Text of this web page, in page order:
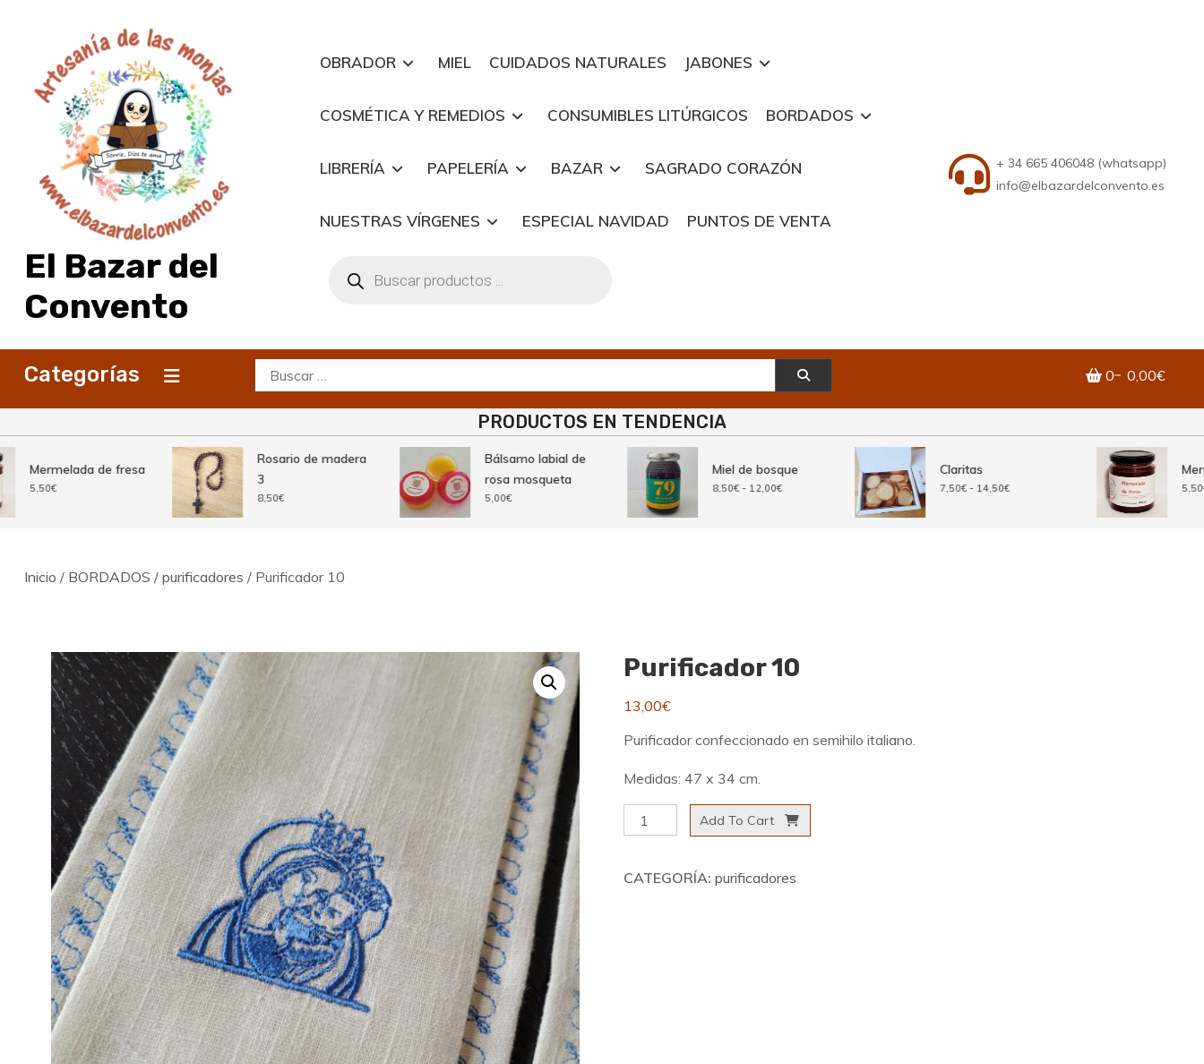
contenido
El Bazar del
Convento
OBRADOR MIEL CUIDADOS NATURALES JABONES
COSMÉTICA Y REMEDIOS CONSUMIBLES LITÚRGICOS BORDADOS
LIBRERÍA PAPELERÍA BAZAR SAGRADO CORAZÓN
NUESTRAS VÍRGENES ESPECIAL NAVIDAD PUNTOS DE VENTA
productos
+ 34 665 406048 (whatsapp)
info@elbazardelconvento.es
Categorías Buscar: 0 0,00€
PRODUCTOS EN TENDENCIA
Mermelada de fresa
€
Rosario de madera
€
Bálsamo labial de
rosa mosqueta
5,00 €
Miel de bosque
€ - 12,00€Rango
Claritas
7,50 € - 14,50€Rango
€
Inicio / BORDADOS / purificadores / Purificador 10
Purificador 10
13,00€
Purificador confeccionado en semihilo italiano.
Medidas: 47 x 34 cm.
Purificador
10
Add To Cart
CATEGORÍA:purificadores